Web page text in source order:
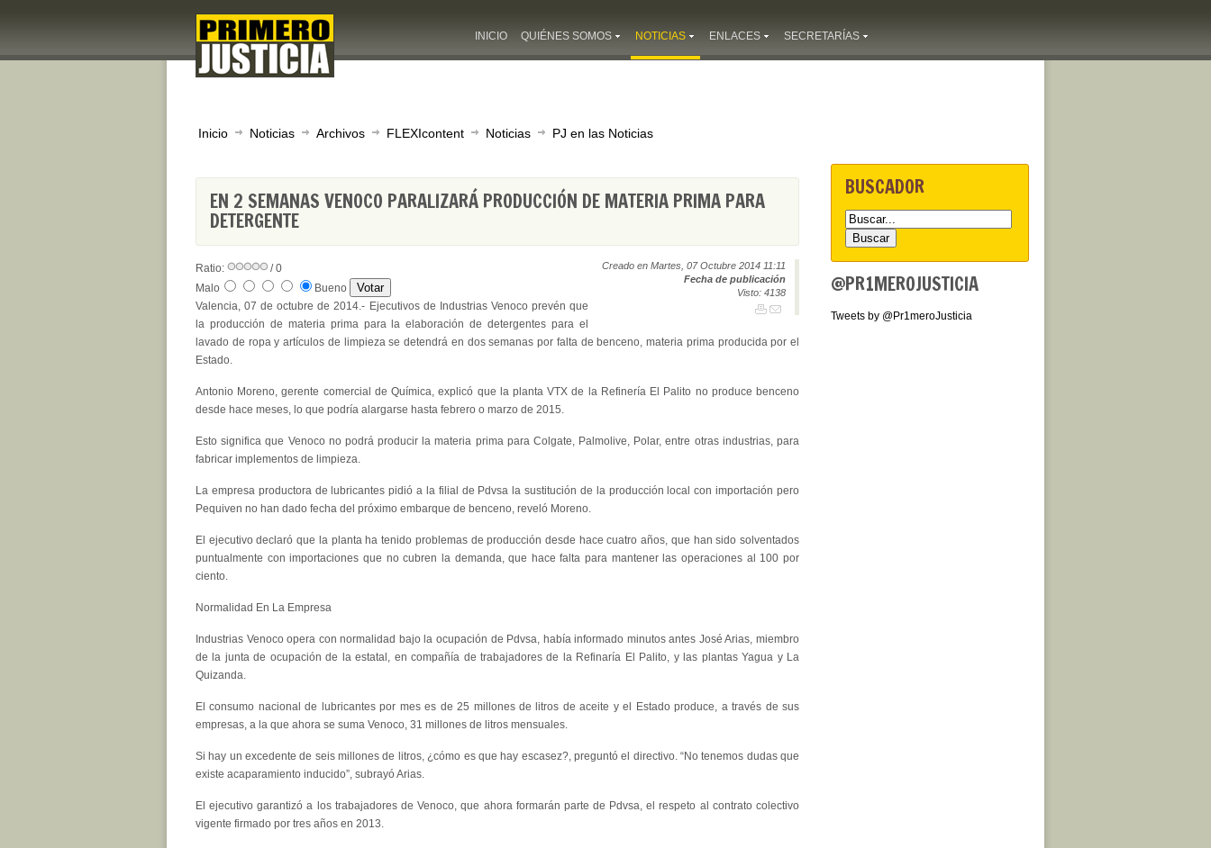
INICIO QUIÉNES SOMOS NOTICIAS ENLACES SECRETARÍAS
Inicio Noticias Archivos FLEXIcontent Noticias PJ en las Noticias
EN 2 SEMANAS VENOCO PARALIZARÁ PRODUCCIÓN DE MATERIA PRIMA PARA
DETERGENTE
Creado en Martes, 07 Octubre 2014 11:11
Fecha de publicación
Visto: 4138
Ratio:
/ 0
Malo
Bueno
Valencia, 07 de octubre de 2014.- Ejecutivos de Industrias Venoco prevén que
la producción de materia prima para la elaboración de detergentes para el
lavado de ropa y artículos de limpieza se detendrá en dos semanas por falta de benceno, materia prima producida por el
Estado.
Antonio Moreno, gerente comercial de Química, explicó que la planta VTX de la Refinería El Palito no produce benceno
desde hace meses, lo que podría alargarse hasta febrero o marzo de 2015.
Esto significa que Venoco no podrá producir la materia prima para Colgate, Palmolive, Polar, entre otras industrias, para
fabricar implementos de limpieza.
La empresa productora de lubricantes pidió a la filial de Pdvsa la sustitución de la producción local con importación pero
Pequiven no han dado fecha del próximo embarque de benceno, reveló Moreno.
El ejecutivo declaró que la planta ha tenido problemas de producción desde hace cuatro años, que han sido solventados
puntualmente con importaciones que no cubren la demanda, que hace falta para mantener las operaciones al 100 por
ciento.
Normalidad En La Empresa
Industrias Venoco opera con normalidad bajo la ocupación de Pdvsa, había informado minutos antes José Arias, miembro
de la junta de ocupación de la estatal, en compañía de trabajadores de la Refinaría El Palito, y las plantas Yagua y La
Quizanda.
El consumo nacional de lubricantes por mes es de 25 millones de litros de aceite y el Estado produce, a través de sus
empresas, a la que ahora se suma Venoco, 31 millones de litros mensuales.
Si hay un excedente de seis millones de litros, ¿cómo es que hay escasez?, preguntó el directivo. “No tenemos dudas que
existe acaparamiento inducido”, subrayó Arias.
El ejecutivo garantizó a los trabajadores de Venoco, que ahora formarán parte de Pdvsa, el respeto al contrato colectivo
vigente firmado por tres años en 2013.
BUSCADOR
@PR1MEROJUSTICIA
Tweets by @Pr1meroJusticia